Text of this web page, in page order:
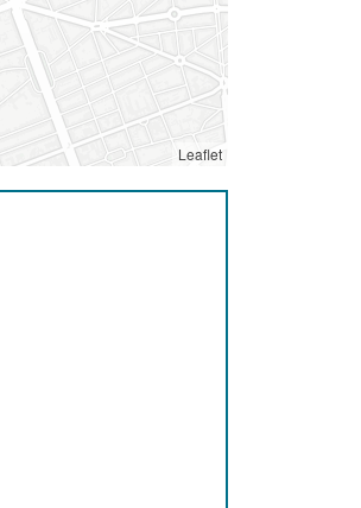
Leaflet